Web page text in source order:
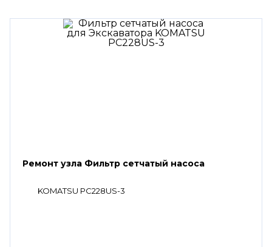
Ремонт узла Фильтр сетчатый насоса
KOMATSU PC228US-3